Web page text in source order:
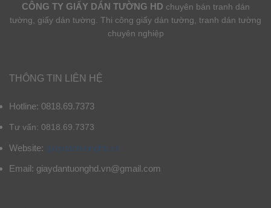
CÔNG TY GIẤY DÁN TƯỜNG HD chuyên bán tranh dán
tường, giấy dán tường. Thi công giấy dán tường, tranh dán tường
chuyên nghiệp
THÔNG TIN LIÊN HỆ
Hotline: 0818.69.7373
Tư vấn: 0818.69.7373
Website: giaydantuonghd.vn
Email: giaydantuonghd.vn@gmail.com